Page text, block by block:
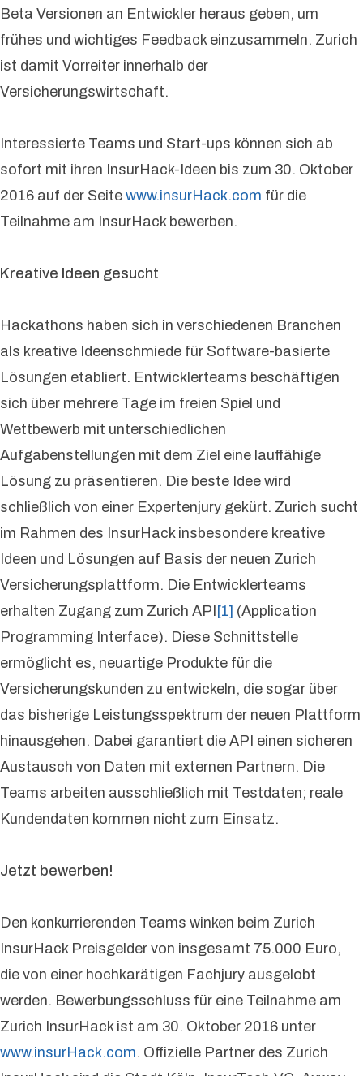
Beta Versionen an Entwickler heraus geben, um
frühes und wichtiges Feedback einzusammeln. Zurich
ist damit Vorreiter innerhalb der
Versicherungswirtschaft.
Interessierte Teams und Start-ups können sich ab
sofort mit ihren InsurHack-Ideen bis zum 30. Oktober
2016 auf der Seite www.insurHack.com für die
Teilnahme am InsurHack bewerben.
Kreative Ideen gesucht
Hackathons haben sich in verschiedenen Branchen
als kreative Ideenschmiede für Software-basierte
Lösungen etabliert. Entwicklerteams beschäftigen
sich über mehrere Tage im freien Spiel und
Wettbewerb mit unterschiedlichen
Aufgabenstellungen mit dem Ziel eine lauffähige
Lösung zu präsentieren. Die beste Idee wird
schließlich von einer Expertenjury gekürt. Zurich sucht
im Rahmen des InsurHack insbesondere kreative
Ideen und Lösungen auf Basis der neuen Zurich
Versicherungsplattform. Die Entwicklerteams
erhalten Zugang zum Zurich API[1] (Application
Programming Interface). Diese Schnittstelle
ermöglicht es, neuartige Produkte für die
Versicherungskunden zu entwickeln, die sogar über
das bisherige Leistungsspektrum der neuen Plattform
hinausgehen. Dabei garantiert die API einen sicheren
Austausch von Daten mit externen Partnern. Die
Teams arbeiten ausschließlich mit Testdaten; reale
Kundendaten kommen nicht zum Einsatz.
Jetzt bewerben!
Den konkurrierenden Teams winken beim Zurich
InsurHack Preisgelder von insgesamt 75.000 Euro,
die von einer hochkarätigen Fachjury ausgelobt
werden. Bewerbungsschluss für eine Teilnahme am
Zurich InsurHack ist am 30. Oktober 2016 unter
www.insurHack.com. Offizielle Partner des Zurich